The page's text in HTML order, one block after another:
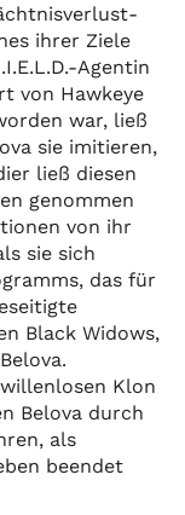
ihrer Ziele
Agentin
von Hawkeye
war, ließ
sie imitieren,
ließ diesen
genommen
von ihr
sie sich
das für
Black Widows,
Klon
Belova durch
als
beendet